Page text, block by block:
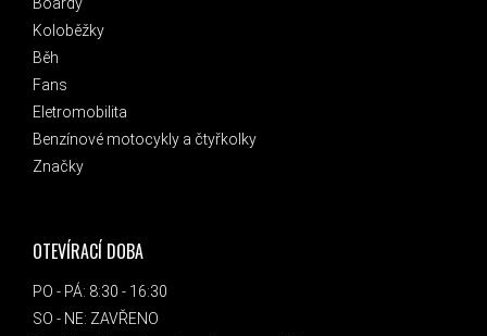
Koloběžky
Běh
Fans
Eletromobilita
Benzínové motocykly a čtyřkolky
Značky
OTEVÍRACÍ DOBA
PO - PÁ: 8:30 - 16:30
SO - NE: ZAVŘENO